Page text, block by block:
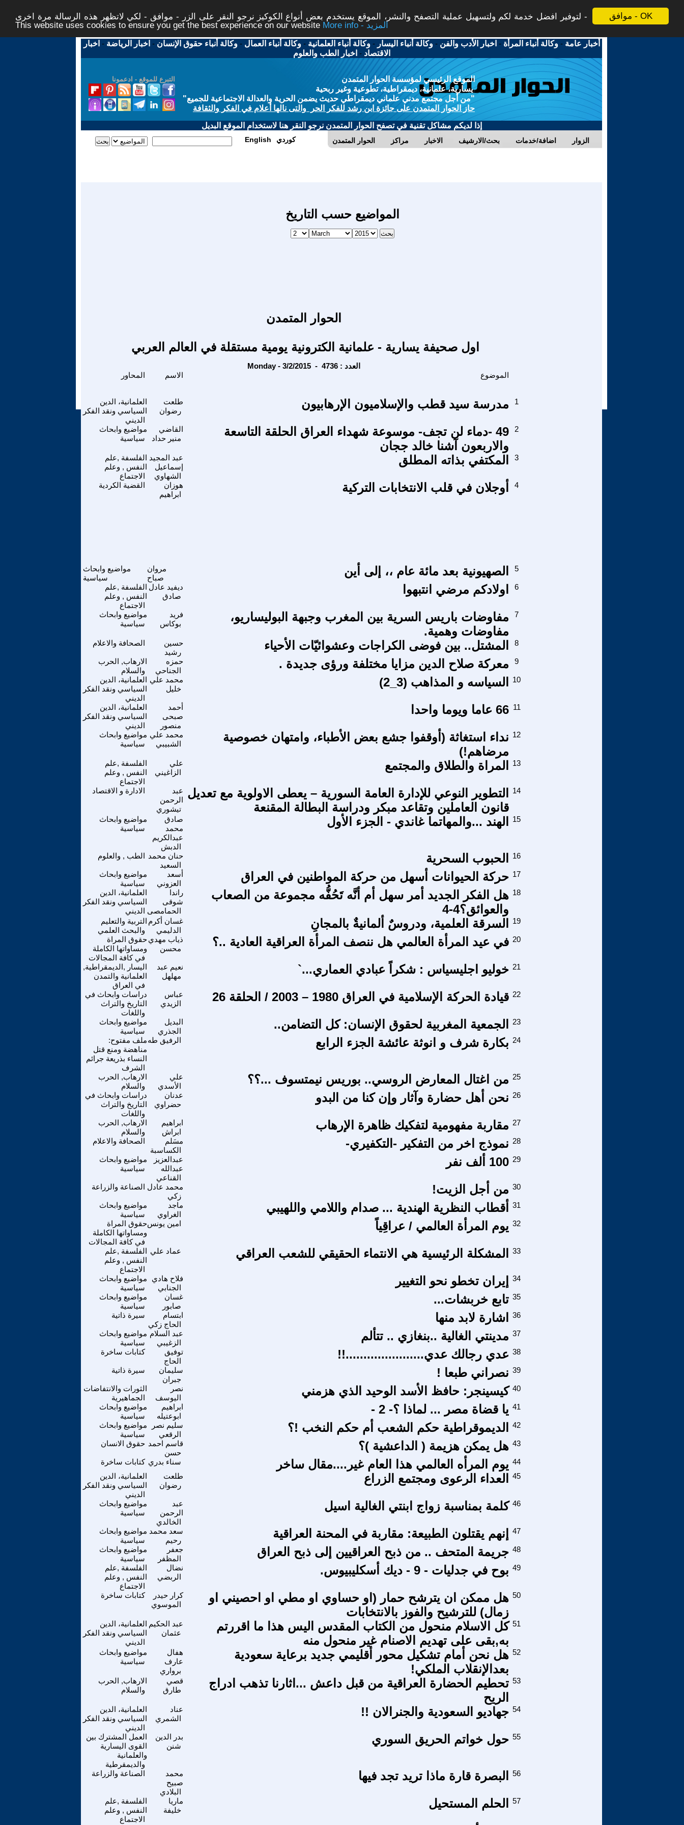
موافق - OK
لتوفير افضل خدمة لكم ولتسهيل عملية التصفح والنشر، الموقع يستخدم بعض أنواع الكوكيز نرجو النقر على الزر - موافق - لكي لاتظهر هذه الرسالة مرة اخرى -
This website uses cookies to ensure you get the best experience on our website
More info - المزيد
أخبار عامة -وكالة أنباء المرأة - اخبار الأدب والفن -وكالة أنباء اليسار -وكالة أنباء العلمانية -وكالة أنباء العمال -وكالة أنباء حقوق الإنسان - اخبار الرياضة - اخبار
الاقتصاد - اخبار الطب والعلوم
التبرع للموقع - ادعمونا
الموقع الرئيسي لمؤسسة الحوار المتمدن
يسارية، علمانية، ديمقراطية، تطوعية وغير ربحية
"من أجل مجتمع مدني علماني ديمقراطي حديث يضمن الحرية والعدالة الاجتماعية للجميع"
حاز الحوار المتمدن على جائزة ابن رشد للفكر الحر والتى نالها أعلام في الفكر والثقافة
إذا لديكم مشاكل تقنية في تصفح الحوار المتمدن نرجو النقر هنا لاستخدام الموقع البديل
الحوار المتمدن مراكز الاخبار بحث/الارشيف اضافة/خدمات الزوار English كوردي
المواضيع حسب التاريخ
الحوار المتمدن
اول صحيفة يسارية - علمانية الكترونية يومية مستقلة في العالم العربي
Monday - 3/2/2015 - العدد : 4736
الاسم الموضوع
العلمانية، الدين
السياسي ونقد الفكر
الديني
طلعت
رضوان
مدرسة سيد قطب والإسلاميون الإرهابيون 1
مواضيع وابحاث
سياسية
القاضي
منير حداد
49 -دماء لن تجف- موسوعة شهداء العراق الحلقة التاسعة
والاربعون آشنا خالد ججان
2
الفلسفة ,علم
النفس , وعلم
الاجتماع
عبد المجيد
إسماعيل
الشهاوي
المكتفي بذاته المطلق 3
القضية الكردية
هوزان
ابراهيم
أوجلان في قلب الانتخابات التركية 4
مواضيع وابحاث
سياسية
مروان
صباح
الصهيونية بعد مائة عام ،، إلى أين 5
الفلسفة ,علم
النفس , وعلم
الاجتماع
ديفيد عادل
صادق
اولادكم مرضي انتبهوا 6
مواضيع وابحاث
سياسية
فريد
بوكاس
مفاوضات باريس السرية بين المغرب وجبهة البوليساريو،
مفاوضات وهمية.
7
الصحافة والاعلام
حسين
رشيد
المشتل.. بين فوضى الكراجات وعشوائيّات الأحياء 8
الارهاب, الحرب
والسلام
حمزه
الجناحي
معركة صلاح الدين مزايا مختلفة ورؤى جديدة . 9
العلمانية، الدين
السياسي ونقد الفكر
الديني
محمد علي
خليل
السياسه و المذاهب (3_2) 10
العلمانية، الدين
السياسي ونقد الفكر
الديني
أحمد
صبحى
منصور
66 عاما ويوما واحدا 11
مواضيع وابحاث
سياسية
محمد علي
الشبيبي
نداء استغاثة (أوقفوا جشع بعض الأطباء، وامتهان خصوصية
مرضاهم!)
12
الفلسفة ,علم
النفس , وعلم
الاجتماع
علي
الزاغيني
المراة والطلاق والمجتمع 13
الادارة و الاقتصاد
عبد
الرحمن
تيشوري
التطوير النوعي للإدارة العامة السورية – يعطى الاولوية مع تعديل
قانون العاملين وتقاعد مبكر ودراسة البطالة المقنعة
14
مواضيع وابحاث
سياسية
صادق
محمد
عبدالكريم
الدبش
الهند ...والمهاتما غاندي - الجزء الأول 15
الطب , والعلوم حنان محمد
السعيد
الحبوب السحرية 16
مواضيع وابحاث
سياسية
أسعد
العزوني
حركة الحيوانات أسهل من حركة المواطنين في العراق 17
العلمانية، الدين
السياسي ونقد الفكر
الديني
راندا
شوقى
الحمامصى
هل الفكر الجديد أمر سهل أم أنَّه تَحُفُّه مجموعة من الصعاب
والعوائق؟4-4
18
التربية والتعليم
والبحث العلمي
غسان أكرم
الدليمي
السرقة العلمية، ودروسٌ ألمانيةٌ بالمجانِ 19
حقوق المراة
ومساواتها الكاملة
في كافة المجالات
ذياب مهدي
محسن
في عيد المرأة العالمي هل ننصف المرأة العراقية العادية ..؟ 20
اليسار ,الديمقراطية,
العلمانية والتمدن
في العراق
نعيم عبد
مهلهل
خوليو اجليسياس : شكراً عبادي العماري...` 21
دراسات وابحاث في
التاريخ والتراث
واللغات
عباس
الزيدي
قيادة الحركة الإسلامية في العراق 1980 – 2003 / الحلقة 26 22
مواضيع وابحاث
سياسية
البديل
الجذري
الجمعية المغربية لحقوق الإنسان: كل التضامن.. 23
ملف مفتوح:
مناهضة ومنع قتل
النساء بذريعة جرائم
الشرف
الرفيق طه بكارة شرف و انوثة عائشة الجزء الرابع 24
الارهاب, الحرب
والسلام
علي
الأسدي
من اغتال المعارض الروسي.. بوريس نيمتسوف ...؟؟ 25
دراسات وابحاث في
التاريخ والتراث
واللغات
عدنان
حضراوي
نحن أهل حضارة وآثار وإن كنا من البدو 26
الارهاب, الحرب
والسلام
ابراهيم
ابراش
مقاربة مفهومية لتفكيك ظاهرة الإرهاب 27
الصحافة والاعلام
مسَلم
الكساسبة
نموذج اخر من التفكير -التكفيري- 28
مواضيع وابحاث
سياسية
عبدالعزيز
عبدالله
القناعي
100 ألف نفر 29
الصناعة والزراعة محمد عادل
زكي
من أجل الزيت! 30
مواضيع وابحاث
سياسية
ماجد
الغراوي
أقطاب النظرية الهندية ... صدام واللامي واللهيبي 31
حقوق المراة
ومساواتها الكاملة
في كافة المجالات
امين يونس يوم المرأة العالمي / عراقِياً 32
الفلسفة ,علم
النفس , وعلم
الاجتماع
عماد علي المشكلة الرئيسية هي الانتماء الحقيقي للشعب العراقي 33
مواضيع وابحاث
سياسية
فلاح هادي
الجنابي
إيران تخطو نحو التغيير 34
مواضيع وابحاث
سياسية
غسان
صابور
تابع خربشات... 35
سيرة ذاتية
ابتسام
الحاج زكي
اشارة لابد منها 36
مواضيع وابحاث
سياسية
عبد السلام
الزغيبي
مدينتي الغالية ..بنغازي .. تتألم 37
كتابات ساخرة
توفيق
الحاج
عدي رجالك عدي......................!! 38
سيرة ذاتية
سليمان
جبران
نصراني طبعا ! 39
الثورات والانتفاضات
الجماهيرية
نصر
اليوسف
كيسينجر: حافظ الأسد الوحيد الذي هزمني 40
مواضيع وابحاث
سياسية
ابراهيم
ابوعتيله
يا قضاة مصر ... لماذا ؟- 2 - 41
مواضيع وابحاث
سياسية
سليم نصر
الرقعي
الديموقراطية حكم الشعب أم حكم النخب !؟ 42
حقوق الانسان قاسم احمد
حسن
هل يمكن هزيمة ( الداعشية )؟ 43
كتابات ساخرة سناء بدري يوم المرأه العالمي هذا العام غير....مقال ساخر 44
العلمانية، الدين
السياسي ونقد الفكر
الديني
طلعت
رضوان
العداء الرعوى ومجتمع الزراع 45
مواضيع وابحاث
سياسية
عبد
الرحمن
الخالدي
كلمة بمناسبة زواج ابنتي الغالية اسيل 46
مواضيع وابحاث
سياسية
سعد محمد
رحيم
إنهم يقتلون الطبيعة: مقاربة في المحنة العراقية 47
مواضيع وابحاث
سياسية
جعفر
المظفر
جريمة المتحف .. من ذبح العراقيين إلى ذبح العراق 48
الفلسفة ,علم
النفس , وعلم
الاجتماع
نضال
الربضي
بوح في جدليات - 9 - ديك أسكليبيوس. 49
كتابات ساخرة
كرار حيدر
الموسوي
هل ممكن ان يترشح حمار (او حساوي او مطي او احصيني او
زمال) للترشيح والفوز بالانتخابات
50
العلمانية، الدين
السياسي ونقد الفكر
الديني
عبد الحكيم
عثمان
كل الاسلام منحول من الكتاب المقدس اليس هذا ما اقررتم
به,بقى على تهديم الاصنام غير منحول منه
51
مواضيع وابحاث
سياسية
هفال
عارف
برواري
هل نحن أمام تشكيل محور أقليمي جديد برعاية سعودية
بعدالإنقلاب الملكي!
52
الارهاب, الحرب
والسلام
قصي
طارق
تحطيم الحضارة العراقية من قبل داعش ...اثارنا تذهب ادراج
الريح
53
العلمانية، الدين
السياسي ونقد الفكر
الديني
عناد
الشمري
جهاديو السعودية والجنرالان !! 54
العمل المشترك بين
القوى اليسارية
والعلمانية
والديمقرطية
بدر الدين
شنن
حول خواتم الحريق السوري 55
الصناعة والزراعة
محمد
صبيح
البلادي
البصرة قارة ماذا تريد تجد فيها 56
الفلسفة ,علم
النفس , وعلم
الاجتماع
ماريا
خليفة
الحلم المستحيل 57